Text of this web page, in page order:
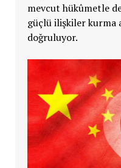
mevcut hükûmetle
güçlü ilişkiler kurma
doğruluyor.